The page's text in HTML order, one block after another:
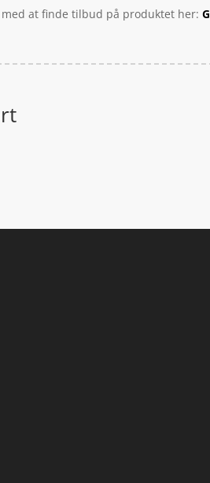
med at finde tilbud på produktet her: